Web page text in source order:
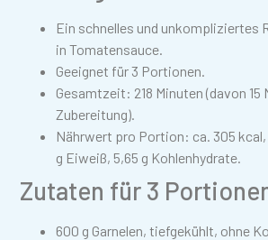
Ein schnelles und unkompliziertes
in Tomatensauce.
Geeignet für 3 Portionen.
Gesamtzeit: 218 Minuten (davon 15
Zubereitung).
Nährwert pro Portion: ca. 305 kcal,
g Eiweiß, 5,65 g Kohlenhydrate.
Zutaten für 3
600 g Garnelen, tiefgekühlt, ohne